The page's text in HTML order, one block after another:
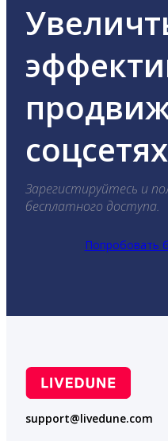
соцсетях
Зарегистируйтесь и
бесплатного доступа.
Попробовать
support@livedune.com